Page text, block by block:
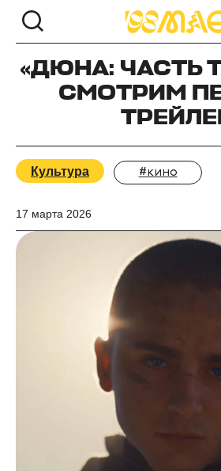
«ДЮНА: ЧАСТЬ
СМОТРИМ
Культура #кино
17 марта 2026